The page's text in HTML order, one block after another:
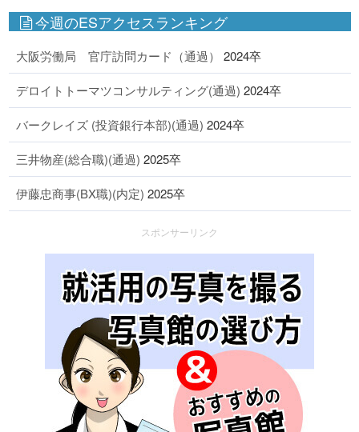
今週のESアクセスランキング
大阪労働局 官庁訪問カード（通過） 2024卒
デロイトトーマツコンサルティング(通過) 2024卒
バークレイズ (投資銀行本部)(通過) 2024卒
三井物産(総合職)(通過) 2025卒
伊藤忠商事(BX職)(内定) 2025卒
スポンサーリンク